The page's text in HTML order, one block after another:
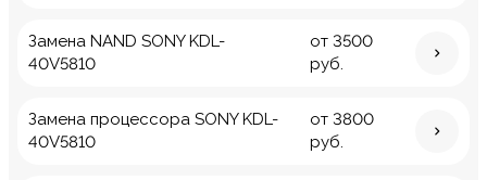
Замена NAND SONY KDL-
40V5810
от 3500
руб.
Замена процессора SONY KDL-
40V5810
от 3800
руб.